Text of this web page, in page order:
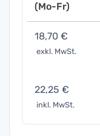
(Mo-Fr)
18,70 €
exkl. MwSt.
22,25 €
inkl. MwSt.